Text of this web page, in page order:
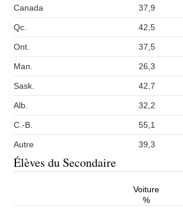
Canada
37,9
Qc. 42,5
Ont. 37,5
Man. 26,3
Sask. 42,7
Alb. 32,2
C.-B. 55,1
Autre 39,3
Élèves du Secondaire
Voiture
%